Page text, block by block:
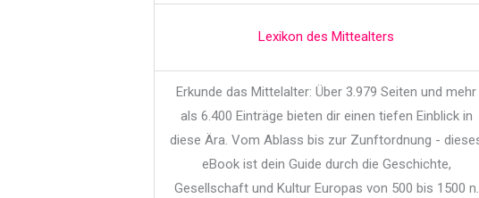
Lexikon des Mittealters
Erkunde das Mittelalter: Über 3.979 Seiten und mehr
als 6.400 Einträge bieten dir einen tiefen Einblick in
diese Ära. Vom Ablass bis zur Zunftordnung -
eBook ist dein Guide durch die Geschichte,
Gesellschaft und Kultur Europas von 500 bis 1500 n.